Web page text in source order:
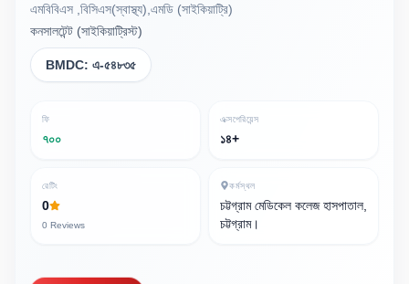
এমবিবিএস ,বিসিএস(স্বাস্থ্য),এমডি (সাইকিয়াট্রি)
কনসালটেন্ট (সাইকিয়াট্রিস্ট)
BMDC: এ-৫৪৮৩৫
ফি
৭০০
এক্সপেরিয়েন্স
১৪+
রেটিং
0
0 Reviews
কর্মস্থল
চট্টগ্রাম মেডিকেল কলেজ হাসপাতাল,
চট্টগ্রাম।